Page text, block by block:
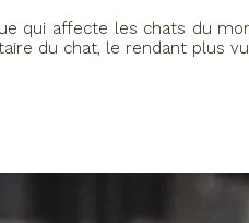
qui affecte les chats du
du chat, le rendant plus